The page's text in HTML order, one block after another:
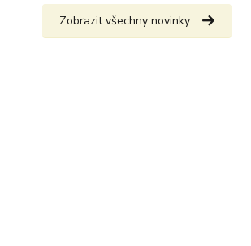
Zobrazit všechny novinky